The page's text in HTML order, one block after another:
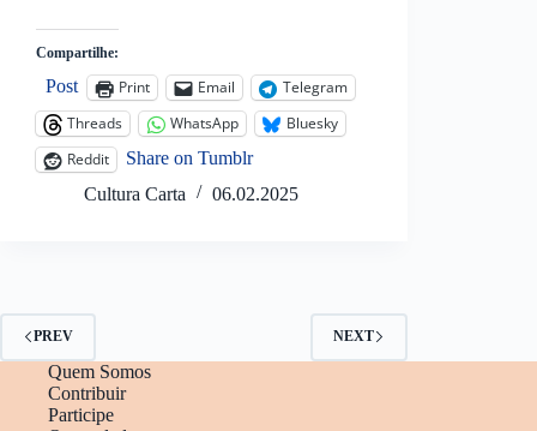
Compartilhe:
Post Print Email
Telegram
Threads
WhatsApp
Bluesky
Reddit
Share on Tumblr
Cultura Carta
06.02.2025
PREV NEXT
Quem Somos
Contribuir
Participe